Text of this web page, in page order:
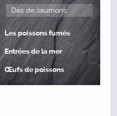
Dés de saumons
Les poissons fumés
Entrées de la mer
Œufs de poissons